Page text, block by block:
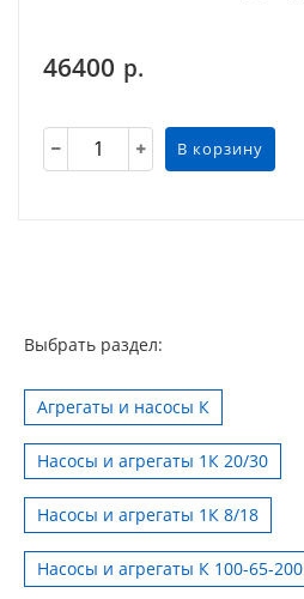
46400 р.
В корзину
Выбрать раздел:
Агрегаты и насосы К
Насосы и агрегаты 1К 20/30
Насосы и агрегаты 1К 8/18
Насосы и агрегаты К 100-65-200